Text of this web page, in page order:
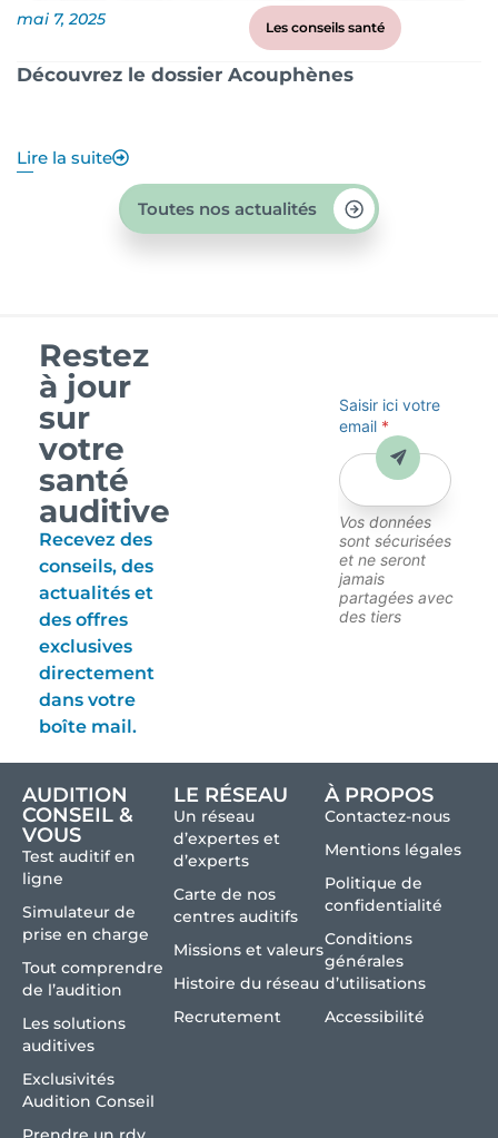
mai 7, 2025 Les conseils santé
Découvrez le dossier Acouphènes
Lire la suite
Toutes nos actualités
Restez
à jour
sur
votre
santé
auditive
Recevez des
conseils, des
actualités et
des offres
exclusives
directement
dans votre
boîte mail.
Saisir ici votre
email *
Vos données
sont sécurisées
et ne seront
jamais
partagées avec
des tiers
Envoyer
AUDITION
CONSEIL &
VOUS
Test auditif en
ligne
Simulateur de
prise en charge
Tout comprendre
de l’audition
Les solutions
auditives
Exclusivités
Audition Conseil
LE RÉSEAU
Un réseau
d’expertes et
d’experts
Carte de nos
centres auditifs
Missions et valeurs
Histoire du réseau
Recrutement
À PROPOS
Contactez-nous
Mentions légales
Politique de
confidentialité
Conditions
générales
d’utilisations
Accessibilité